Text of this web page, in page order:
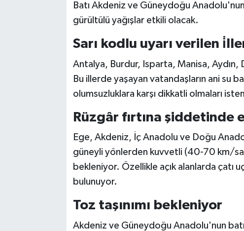
Batı Akdeniz ve Güneydoğu
gürültülü yağışlar etkili olacak.
Sarı kodlu uyarı verilen
Antalya, Burdur, Isparta, Manisa, Aydın,
Bu illerde yaşayan vatandaşların ani su
olumsuzluklara karşı dikkatli olmaları
Rüzgâr fırtına şiddetinde
Ege, Akdeniz, İç Anadolu ve Doğu
güneyli yönlerden kuvvetli (40-70 km/
bekleniyor. Özellikle açık alanlarda çatı
bulunuyor.
Toz taşınımı bekleniyor
Akdeniz ve Güneydoğu Anadolu'nun